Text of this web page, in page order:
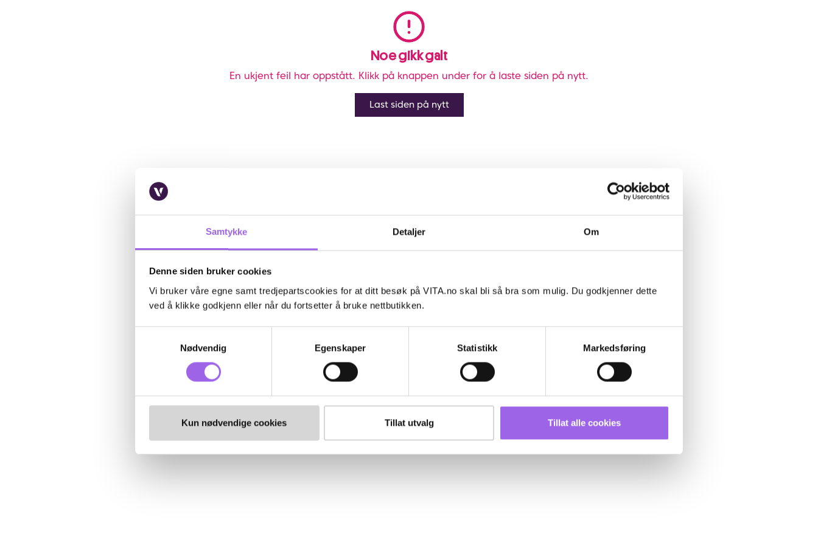
Samtykke Detaljer Om
Denne siden bruker cookies
Vi bruker våre egne samt tredjepartscookies for at ditt besøk på VITA.no skal bli så bra som mulig. Du godkjenner dette
ved å klikke godkjenn eller når du fortsetter å bruke nettbutikken.
Nødvendig
Egenskaper Statistikk Markedsføring
Kun nødvendige cookies Tillat utvalg Tillat alle cookies
Noe gikk galt
En ukjent feil har oppstått. Klikk på knappen under for å laste siden på nytt.
Last siden på nytt